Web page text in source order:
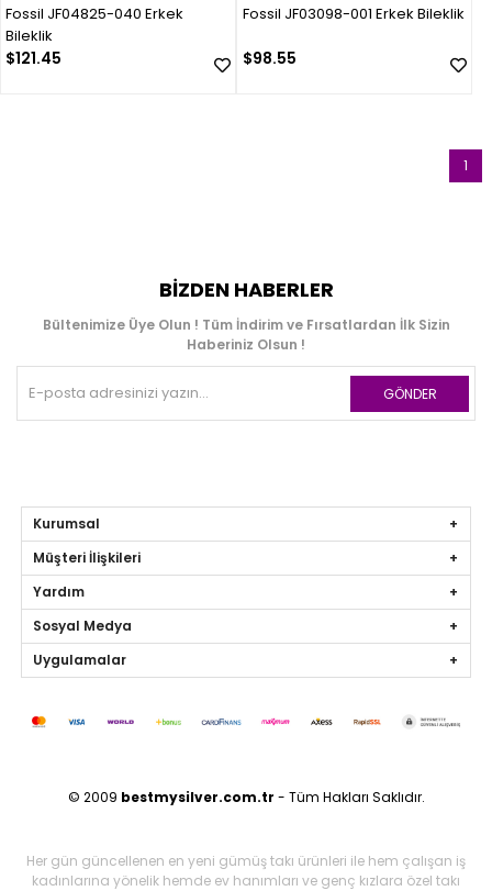
Fossil JF04825-040 Erkek
Bileklik
$121.45
Fossil JF03098-001 Erkek Bileklik
$98.55
1
BIZDEN HABERLER
Bültenimize Üye Olun ! Tüm İndirim ve Fırsatlardan İlk Sizin
Haberiniz Olsun !
GÖNDER
Kurumsal
Müşteri İlişkileri
Yardım
Sosyal Medya
Uygulamalar
© 2009 bestmysilver.com.tr - Tüm Hakları Saklıdır.
Her gün güncellenen en yeni gümüş takı ürünleri ile hem çalışan iş
kadınlarına yönelik hemde ev hanımları ve genç kızlara özel takı